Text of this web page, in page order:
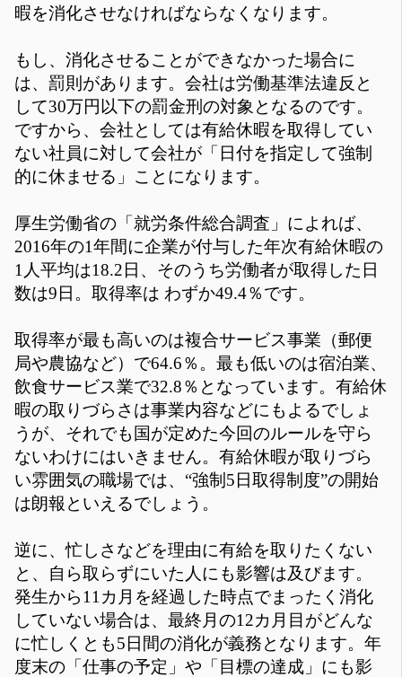
暇を消化させなければならなくなります。
もし、消化させることができなかった場合に
は、罰則があります。会社は労働基準法違反と
して30万円以下の罰金刑の対象となるのです。
ですから、会社としては有給休暇を取得してい
ない社員に対して会社が「日付を指定して強制
的に休ませる」ことになります。
厚生労働省の「就労条件総合調査」によれば、
2016年の1年間に企業が付与した年次有給休暇の
1人平均は18.2日、そのうち労働者が取得した日
数は9日。取得率は わずか49.4％です。
取得率が最も高いのは複合サービス事業（郵便
局や農協など）で64.6％。最も低いのは宿泊業、
飲食サービス業で32.8％となっています。有給休
暇の取りづらさは事業内容などにもよるでしょ
うが、それでも国が定めた今回のルールを守ら
ないわけにはいきません。有給休暇が取りづら
い雰囲気の職場では、“強制5日取得制度”の開始
は朗報といえるでしょう。
逆に、忙しさなどを理由に有給を取りたくない
と、自ら取らずにいた人にも影響は及びます。
発生から11カ月を経過した時点でまったく消化
していない場合は、最終月の12カ月目がどんな
に忙しくとも5日間の消化が義務となります。年
度末の「仕事の予定」や「目標の達成」にも影